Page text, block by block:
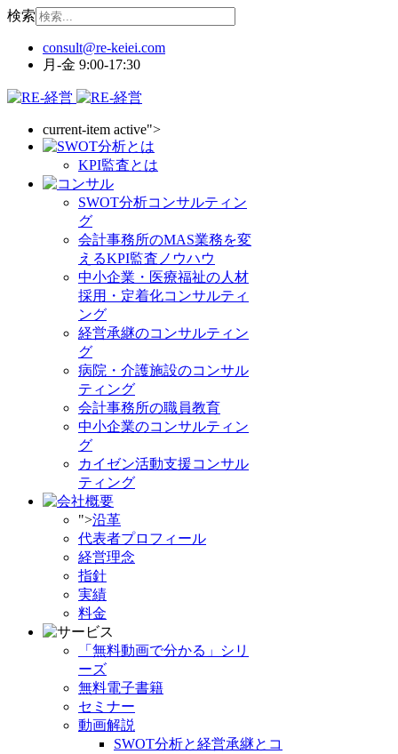
検索
月-金 9:00-17:30
current-item active">
KPI監査とは
SWOT分析コンサルティン
グ
会計事務所のMAS業務を変
えるKPI監査ノウハウ
中小企業・医療福祉の人材
採用・定着化コンサルティ
ング
経営承継のコンサルティン
グ
病院・介護施設のコンサル
ティング
会計事務所の職員教育
中小企業のコンサルティン
グ
カイゼン活動支援コンサル
ティング
">沿革
代表者プロフィール
経営理念
指針
実績
料金
「無料動画で分かる」シリ
ーズ
無料電子書籍
セミナー
動画解説
SWOT分析と経営承継とコ